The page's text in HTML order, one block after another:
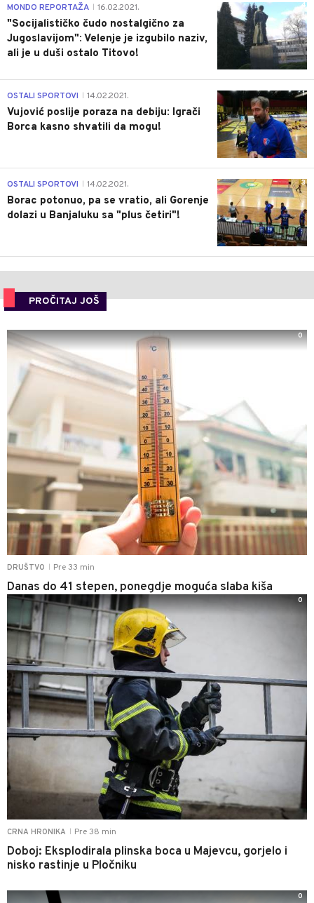
4
MONDO REPORTAŽA 16.02.2021.
"Socijalističko čudo nostalgično za
Jugoslavijom": Velenje je izgubilo naziv,
ali je u duši ostalo Titovo!
1
OSTALI SPORTOVI 14.02.2021.
Vujović poslije poraza na debiju: Igrači
Borca kasno shvatili da mogu!
3
OSTALI SPORTOVI 14.02.2021.
Borac potonuo, pa se vratio, ali Gorenje
dolazi u Banjaluku sa "plus četiri"!
PROČITAJ JOŠ
DRUŠTVO Pre 33 min
Danas do 41 stepen, ponegdje moguća slaba kiša
0
CRNA HRONIKA Pre 38 min
Doboj: Eksplodirala plinska boca u Majevcu, gorjelo i
nisko rastinje u Pločniku
0
0